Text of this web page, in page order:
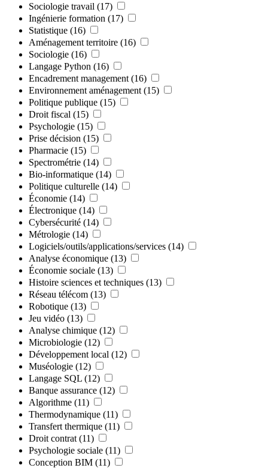
Sociologie travail (17)
Ingénierie formation (17)
Statistique (16)
Aménagement territoire (16)
Sociologie (16)
Langage Python (16)
Encadrement management (16)
Environnement aménagement (15)
Politique publique (15)
Droit fiscal (15)
Psychologie (15)
Prise décision (15)
Pharmacie (15)
Spectrométrie (14)
Bio-informatique (14)
Politique culturelle (14)
Économie (14)
Électronique (14)
Cybersécurité (14)
Métrologie (14)
Logiciels/outils/applications/services (14)
Analyse économique (13)
Économie sociale (13)
Histoire sciences et techniques (13)
Réseau télécom (13)
Robotique (13)
Jeu vidéo (13)
Analyse chimique (12)
Microbiologie (12)
Développement local (12)
Muséologie (12)
Langage SQL (12)
Banque assurance (12)
Algorithme (11)
Thermodynamique (11)
Transfert thermique (11)
Droit contrat (11)
Psychologie sociale (11)
Conception BIM (11)